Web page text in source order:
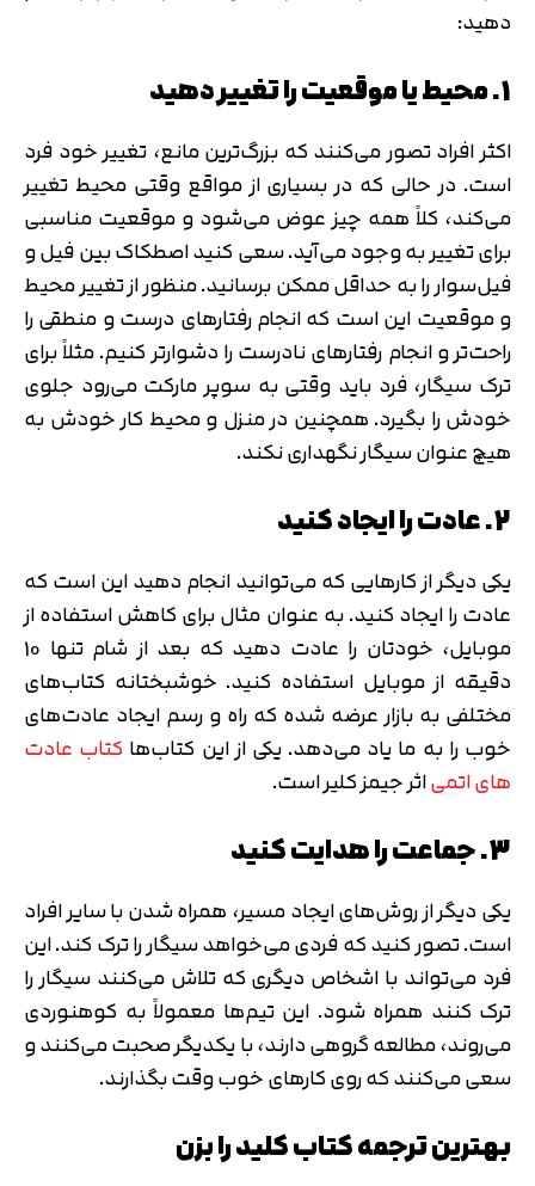
دهید:
1. محیط یا موقعیت را تغییر دهید
اکثر افراد تصور می‌کنند که بزرگ‌ترین مانع، تغییر خود فرد
است. در حالی که در بسیاری از مواقع وقتی محیط تغییر
می‌کند، کلاً همه چیز عوض می‌شود و موقعیت مناسبی
برای تغییر به وجود می‌آید. سعی کنید اصطکاک بین فیل و
فیل‌سوار را به حداقل ممکن برسانید. منظور از تغییر محیط
و موقعیت این است که انجام رفتارهای درست و منطقی را
راحت‌تر و انجام رفتارهای نادرست را دشوارتر کنیم. مثلاً برای
ترک سیگار، فرد باید وقتی به سوپر مارکت می‌رود جلوی
خودش را بگیرد. همچنین در منزل و محیط کار خودش به
هیچ عنوان سیگار نگهداری نکند.
2. عادت را ایجاد کنید
یکی دیگر از کارهایی که می‌توانید انجام دهید این است که
عادت را ایجاد کنید. به عنوان مثال برای کاهش استفاده از
موبایل، خودتان را عادت دهید که بعد از شام تنها 10
دقیقه از موبایل استفاده کنید. خوشبختانه کتاب‌های
مختلفی به بازار عرضه شده که راه و رسم ایجاد عادت‌های
خوب را به ما یاد می‌دهد. یکی از این کتاب‌ها کتاب عادت
های اتمیاثر جیمز کلیر است.
3. جماعت را هدایت کنید
یکی دیگر از روش‌های ایجاد مسیر، همراه شدن با سایر افراد
است. تصور کنید که فردی می‌خواهد سیگار را ترک کند. این
فرد می‌تواند با اشخاص دیگری که تلاش می‌کنند سیگار را
ترک کنند همراه شود. این تیم‌ها معمولاً به کوهنوردی
می‌روند، مطالعه گروهی دارند، با یکدیگر صحبت می‌کنند و
سعی می‌کنند که روی کارهای خوب وقت بگذارند.
بهترین ترجمه کتاب کلید را بزن